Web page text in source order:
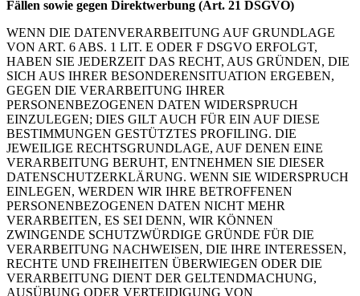
Fällen sowie gegen Direktwerbung (Art. 21 DSGVO)
WENN DIE DATENVERARBEITUNG AUF GRUNDLAGE
VON ART. 6 ABS. 1 LIT. E ODER F DSGVO ERFOLGT,
HABEN SIE JEDERZEIT DAS RECHT, AUS GRÜNDEN, DIE
SICH AUS IHRER BESONDERENSITUATION ERGEBEN,
GEGEN DIE VERARBEITUNG IHRER
PERSONENBEZOGENEN DATEN WIDERSPRUCH
EINZULEGEN; DIES GILT AUCH FÜR EIN AUF DIESE
BESTIMMUNGEN GESTÜTZTES PROFILING. DIE
JEWEILIGE RECHTSGRUNDLAGE, AUF DENEN EINE
VERARBEITUNG BERUHT, ENTNEHMEN SIE DIESER
DATENSCHUTZERKLÄRUNG. WENN SIE WIDERSPRUCH
EINLEGEN, WERDEN WIR IHRE BETROFFENEN
PERSONENBEZOGENEN DATEN NICHT MEHR
VERARBEITEN, ES SEI DENN, WIR KÖNNEN
ZWINGENDE SCHUTZWÜRDIGE GRÜNDE FÜR DIE
VERARBEITUNG NACHWEISEN, DIE IHRE INTERESSEN,
RECHTE UND FREIHEITEN ÜBERWIEGEN ODER DIE
VERARBEITUNG DIENT DER GELTENDMACHUNG,
AUSÜBUNG ODER VERTEIDIGUNG VON